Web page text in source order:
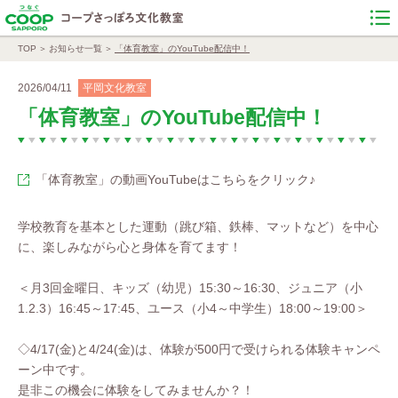
TOP お知らせ一覧 「体育教室」のYouTube配信中！
2026/04/11 平岡文化教室
「体育教室」のYouTube配信中！
「体育教室」の動画YouTubeはこちらをクリック♪
学校教育を基本とした運動（跳び箱、鉄棒、マットなど）を中心
に、楽しみながら心と身体を育てます！
＜月3回金曜日、キッズ（幼児）15:30～16:30、ジュニア（小
1.2.3）16:45～17:45、ユース（小4～中学生）18:00～19:00＞
◇4/17(金)と4/24(金)は、体験が500円で受けられる体験キャンペ
ーン中です。
是非この機会に体験をしてみませんか？！